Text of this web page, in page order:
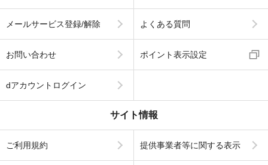
メールサービス登録/解除 よくある質問
お問い合わせ ポイント表示設定
dアカウントログイン
サイト情報
ご利用規約 提供事業者等に関する表示